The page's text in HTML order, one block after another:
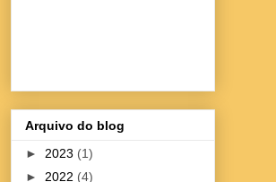
Arquivo do blog
► 2023 (1)
► 2022 (4)